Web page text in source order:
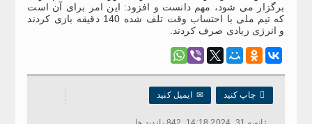
برگزار می شود، مهم دانست و افزود: این امر برای آن است
که تیم ملی با احتساب وقت تلف شده 140 دقیقه بازی کردند
و انرژی زیادی صرف کردند.
 چاپ کنید ✉ایمیل کنید